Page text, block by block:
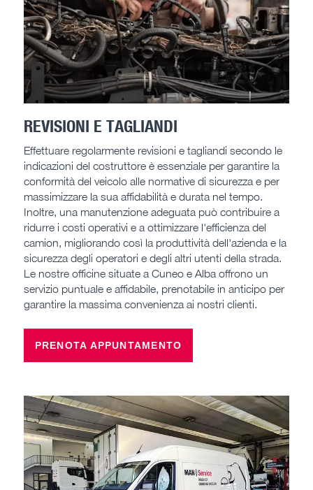
REVISIONI E TAGLIANDI
Effettuare regolarmente revisioni e tagliandi secondo le
indicazioni del costruttore è essenziale per garantire la
conformità del veicolo alle normative di sicurezza e per
massimizzare la sua affidabilità e durata nel tempo.
Inoltre, una manutenzione adeguata può contribuire a
ridurre i costi operativi e a ottimizzare l'efficienza del
camion, migliorando così la produttività dell'azienda e la
sicurezza degli operatori e degli altri utenti della strada.
Le nostre officine situate a Cuneo e Alba offrono un
servizio puntuale e affidabile, prenotabile in anticipo per
garantire la massima convenienza ai nostri clienti.
PRENOTA APPUNTAMENTO